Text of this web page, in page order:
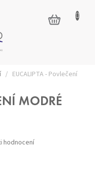
NÁKUPNÍ
KOŠÍK
/ EUCALIPTA - Povlečení
MODRÉ
hodnocení